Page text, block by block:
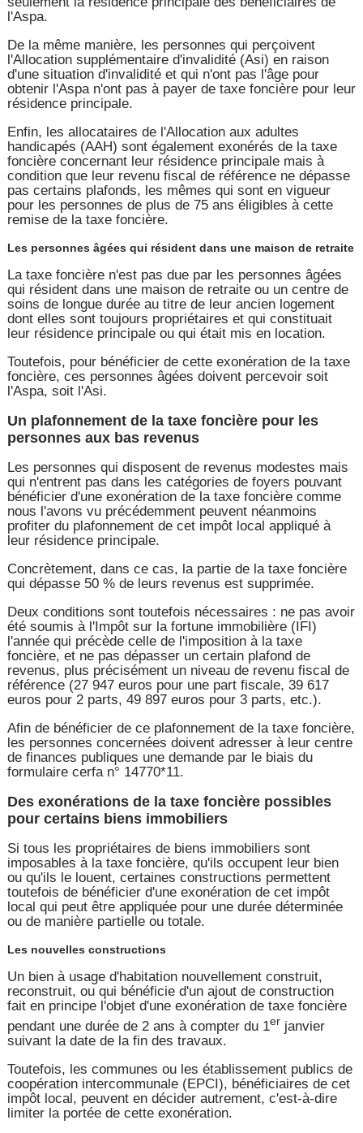
l'Aspa.
De la même manière, les personnes qui perçoivent
l'Allocation supplémentaire d'invalidité (Asi) en raison
d'une situation d'invalidité et qui n'ont pas l'âge pour
obtenir l'Aspa n'ont pas à payer de taxe foncière pour leur
résidence principale.
Enfin, les allocataires de l'Allocation aux adultes
handicapés (AAH) sont également exonérés de la taxe
foncière concernant leur résidence principale mais à
condition que leur revenu fiscal de référence ne dépasse
pas certains plafonds, les mêmes qui sont en vigueur
pour les personnes de plus de 75 ans éligibles à cette
remise de la taxe foncière.
Les personnes âgées qui résident dans une maison de retraite
La taxe foncière n'est pas due par les personnes âgées
qui résident dans une maison de retraite ou un centre de
soins de longue durée au titre de leur ancien logement
dont elles sont toujours propriétaires et qui constituait
leur résidence principale ou qui était mis en location.
Toutefois, pour bénéficier de cette exonération de la taxe
foncière, ces personnes âgées doivent percevoir soit
l'Aspa, soit l'Asi.
Un plafonnement de la taxe foncière pour les
personnes aux bas revenus
Les personnes qui disposent de revenus modestes mais
qui n'entrent pas dans les catégories de foyers pouvant
bénéficier d'une exonération de la taxe foncière comme
nous l'avons vu précédemment peuvent néanmoins
profiter du plafonnement de cet impôt local appliqué à
leur résidence principale.
Concrètement, dans ce cas, la partie de la taxe foncière
qui dépasse 50 % de leurs revenus est supprimée.
Deux conditions sont toutefois nécessaires : ne pas avoir
été soumis à l'Impôt sur la fortune immobilière (IFI)
l'année qui précède celle de l'imposition à la taxe
foncière, et ne pas dépasser un certain plafond de
revenus, plus précisément un niveau de revenu fiscal de
référence (27 947 euros pour une part fiscale, 39 617
euros pour 2 parts, 49 897 euros pour 3 parts, etc.).
Afin de bénéficier de ce plafonnement de la taxe foncière,
les personnes concernées doivent adresser à leur centre
de finances publiques une demande par le biais du
formulaire cerfa n° 14770*11.
Des exonérations de la taxe foncière possibles
pour certains biens immobiliers
Si tous les propriétaires de biens immobiliers sont
imposables à la taxe foncière, qu'ils occupent leur bien
ou qu'ils le louent, certaines constructions permettent
toutefois de bénéficier d'une exonération de cet impôt
local qui peut être appliquée pour une durée déterminée
ou de manière partielle ou totale.
Les nouvelles constructions
Un bien à usage d'habitation nouvellement construit,
reconstruit, ou qui bénéficie d'un ajout de construction
fait en principe l'objet d'une exonération de taxe foncière
pendant une durée de 2 ans à compter du 1er janvier
suivant la date de la fin des travaux.
Toutefois, les communes ou les établissement publics de
coopération intercommunale (EPCI), bénéficiaires de cet
impôt local, peuvent en décider autrement, c'est-à-dire
limiter la portée de cette exonération.